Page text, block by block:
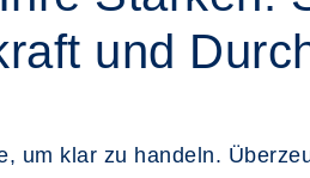
und
um klar zu handeln.